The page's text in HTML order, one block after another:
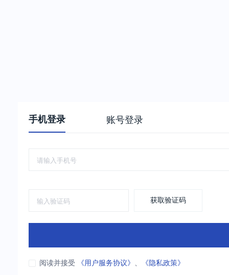
手机登录 账号登录
获取验证码
阅读并接受 《用户服务协议》 、 《隐私政策》